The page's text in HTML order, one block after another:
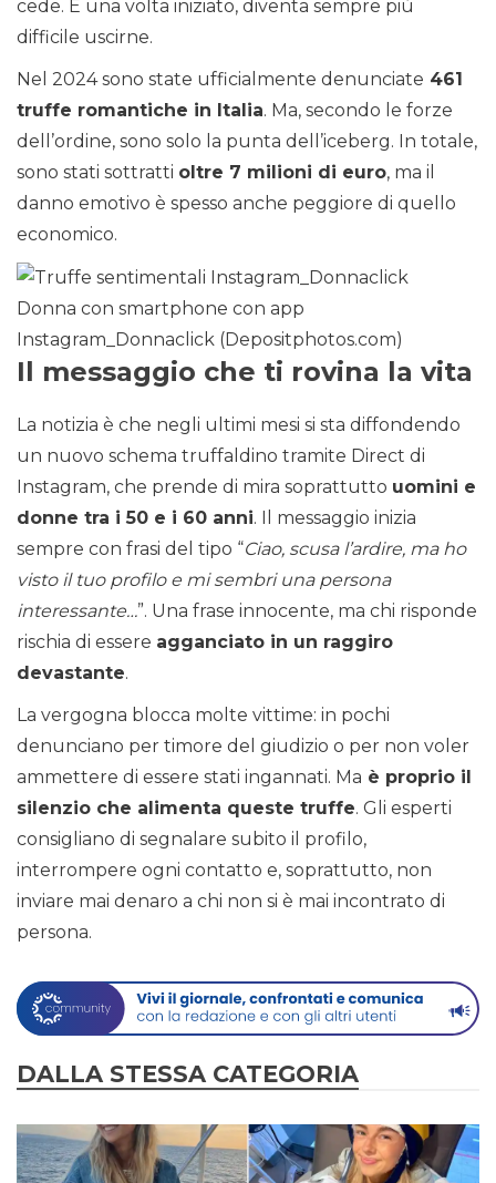
cede. E una volta iniziato, diventa sempre più
difficile uscirne.
Nel 2024 sono state ufficialmente denunciate 461
truffe romantiche in Italia. Ma, secondo le forze
dell’ordine, sono solo la punta dell’iceberg. In totale,
sono stati sottratti oltre 7 milioni di euro, ma il
danno emotivo è spesso anche peggiore di quello
economico.
Donna con smartphone con app
Instagram_Donnaclick (Depositphotos.com)
Il messaggio che ti rovina la vita
La notizia è che negli ultimi mesi si sta diffondendo
un nuovo schema truffaldino tramite Direct di
Instagram, che prende di mira soprattutto uomini e
donne tra i 50 e i 60 anni. Il messaggio inizia
sempre con frasi del tipo “Ciao, scusa l’ardire, ma ho
visto il tuo profilo e mi sembri una persona
interessante…”. Una frase innocente, ma chi risponde
rischia di essere agganciato in un raggiro
devastante.
La vergogna blocca molte vittime: in pochi
denunciano per timore del giudizio o per non voler
ammettere di essere stati ingannati. Ma è proprio il
silenzio che alimenta queste truffe. Gli esperti
consigliano di segnalare subito il profilo,
interrompere ogni contatto e, soprattutto, non
inviare mai denaro a chi non si è mai incontrato di
persona.
DALLA STESSA CATEGORIA